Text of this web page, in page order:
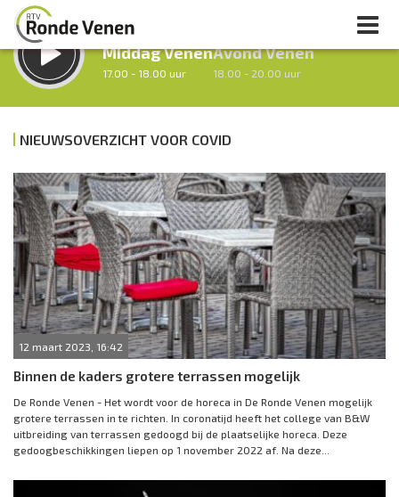
LUISTER LIVE:
Middag Venen
17.00 - 18.00 uur
Avond Venen
18.00 - 20.00 uur
Vorig uur Volgend uur
Inklappen
NIEUWSOVERZICHT VOOR COVID
12 maart 2023, 16:42
Binnen de kaders grotere terrassen mogelijk
De Ronde Venen - Het wordt voor de horeca in De Ronde Venen mogelijk
grotere terrassen in te richten. In coronatijd heeft het college van B&W
uitbreiding van terrassen gedoogd bij de plaatselijke horeca. Deze
gedoogbeschikkingen liepen op 1 november 2022 af. Na deze...